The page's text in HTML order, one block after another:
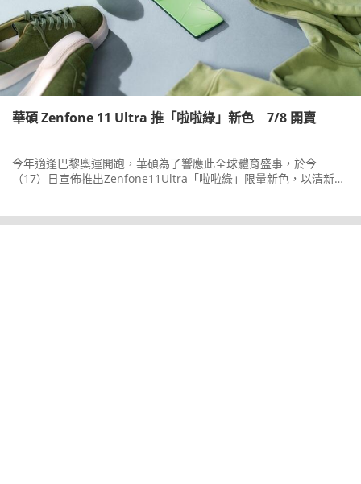
華碩 Zenfone 11 Ultra 推「啦啦綠」新色 7/8 開賣
今年適逢巴黎奧運開跑，華碩為了響應此全球體育盛事，於今
（17）日宣佈推出Zenfone11Ultra「啦啦綠」限量新色，以清新活